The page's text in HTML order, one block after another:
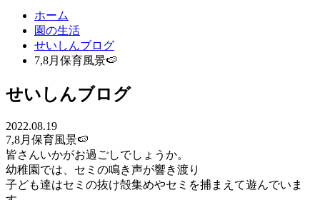
ホーム
園の生活
せいしんブログ
7,8月保育風景🍉
せいしんブログ
2022.08.19
7,8月保育風景🍉
皆さんいかがお過ごしでしょうか。
幼稚園では、セミの鳴き声が響き渡り
子ども達はセミの抜け殻集めやセミを捕まえて遊んでいま